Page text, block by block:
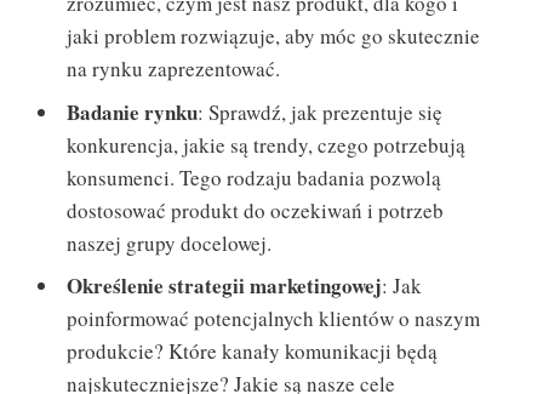
jaki problem rozwiązuje, aby móc go skutecznie
na rynku zaprezentować.
Badanie rynku: Sprawdź, jak prezentuje się
konkurencja, jakie są trendy, czego potrzebują
konsumenci. Tego rodzaju badania pozwolą
dostosować produkt do oczekiwań i potrzeb
naszej grupy docelowej.
Określenie strategii marketingowej: Jak
poinformować potencjalnych klientów o naszym
produkcie? Które kanały komunikacji będą
najskuteczniejsze? Jakie są nasze cele